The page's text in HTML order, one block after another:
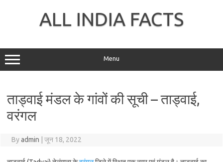
ALL INDIA FACTS
Menu
ताड्वाई मंडल के गांवों की सूची – ताड्वाई,
वरंगल
Byadmin जून 18, 2022